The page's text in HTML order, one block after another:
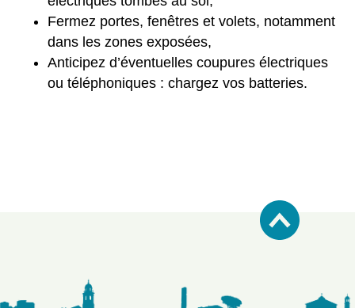
Fermez portes, fenêtres et volets, notamment
dans les zones exposées,
Anticipez d’éventuelles coupures électriques
ou téléphoniques : chargez vos batteries.